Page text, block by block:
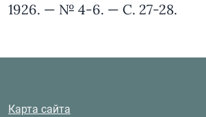
1926. — № 4-6. — С. 27-28.
Карта сайта